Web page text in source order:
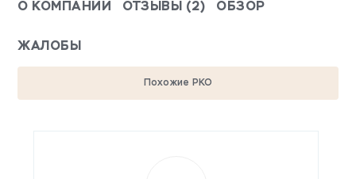
О КОМПАНИИ ОТЗЫВЫ (2) ОБЗОР
ЖАЛОБЫ
Похожие РКО